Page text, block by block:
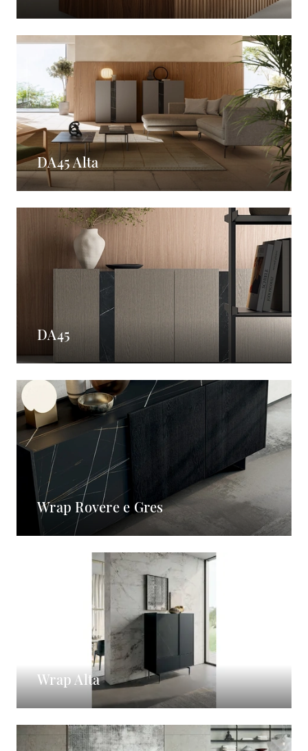
DA45 Alta
DA45
Wrap Rovere e Gres
Wrap Alta